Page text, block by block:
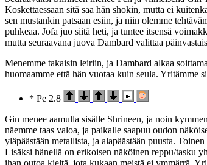
Koskettaessaan sitä saa hän shokin, mutta ei
sen mustankin patsaan esiin, ja niin olemme
puhkeaa. Jofa juo siitä heti, ja tuntee itsensä
mutta seuraavana juova Dambard valittaa
Menemme takaisin leiriin, ja Dambard alkaa
huomaamme että hän vuotaa kuin seula. Yritämme
* Pe 2.8
Gin menee aamulla sisälle Shrineen, ja noin
näemme taas valoa, ja paikalle saapuu oudon
yläpäästään metallista, ja alapäästään puusta.
Lisäksi hänellä on erikoisen näköinen reppu/tasku